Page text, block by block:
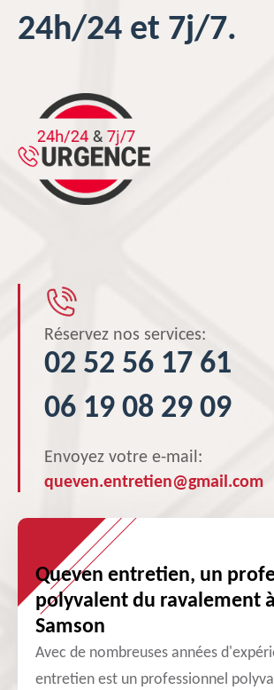
24h/24 et 7j/7.
Réservez nos services:
02 52 56 17 61
06 19 08 29 09
Envoyez votre e-mail:
queven.entretien@gmail.com
Queven entretien, un
polyvalent du ravalement
Samson
Avec de nombreuses années
entretien est un professionnel